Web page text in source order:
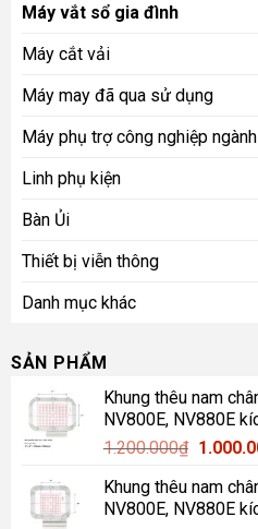
Máy vắt sổ gia đình
Máy cắt vải
Máy may đã qua sử dụng
Máy phụ trợ công nghiệp
Linh phụ kiện
Bàn Ủi
Thiết bị viễn thông
Danh mục khác
SẢN PHẨM
Khung thêu nam
NV800E, NV880E
1.200.000₫ Giá
là:
Khung thêu nam
NV800E, NV880E